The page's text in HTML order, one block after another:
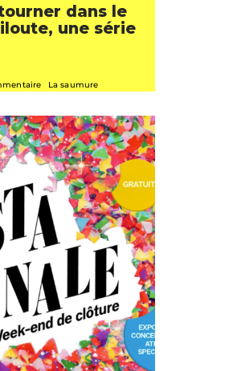
dans le
une série
La saumure